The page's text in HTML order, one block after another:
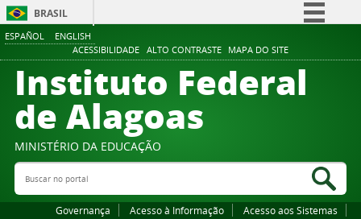
ESPAÑOL ENGLISH
ACESSIBILIDADE ALTO CONTRASTE MAPA DO SITE
BRASIL
Comunica BR
Participe
Canais
Instituto Federal
de Alagoas
MINISTÉRIO DA EDUCAÇÃO
Buscar no portal
Governança Acesso à Informação
Acesso aos Sistemas